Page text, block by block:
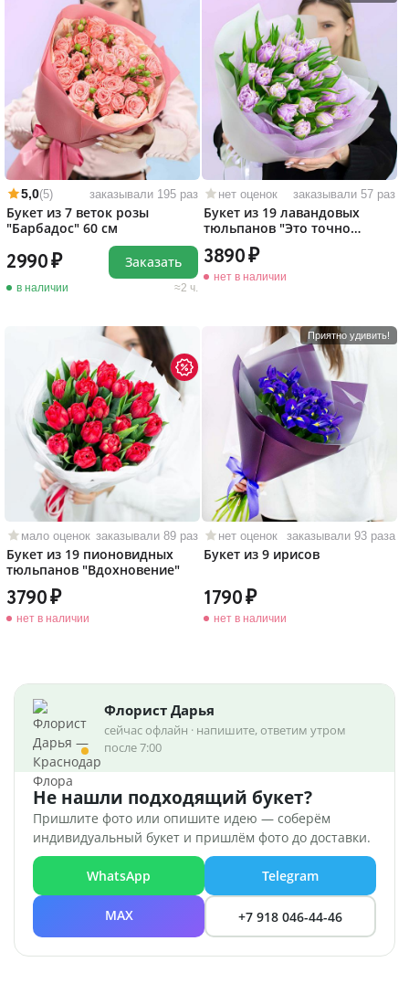
5,0(5) заказывали 195 раз
Букет из 7 веток розы
"Барбадос" 60 см
2990
в наличии 2 ч.
Заказать
нет оценок заказывали 57 раз
Букет из 19 лавандовых
тюльпанов "Это точно
любовь!"
3890
нет в наличии
мало оценок заказывали 89 раз
Букет из 19 пионовидных
тюльпанов "Вдохновение"
3790
нет в наличии
Приятно удивить!
нет оценок заказывали 93 раза
Букет из 9 ирисов
1790
нет в наличии
Флорист Дарья
сейчас офлайн · напишите, ответим утром
после 7:00
Не нашли подходящий букет?
Пришлите фото или опишите идею — соберём
индивидуальный букет и пришлём фото до доставки.
WhatsApp Telegram
MAX +7 918 046-44-46